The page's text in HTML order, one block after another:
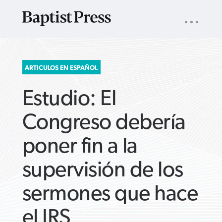
SEARCH
FOR:
NAV
ARTICULOS EN ESPAÑOL
Estudio: El
Congreso debería
poner fin a la
supervisión de los
sermones que hace
ARTICLES ›
ARTICLES ›